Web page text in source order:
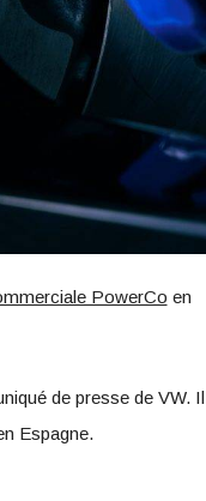
PowerCo en
de presse de VW. Il
Espagne.